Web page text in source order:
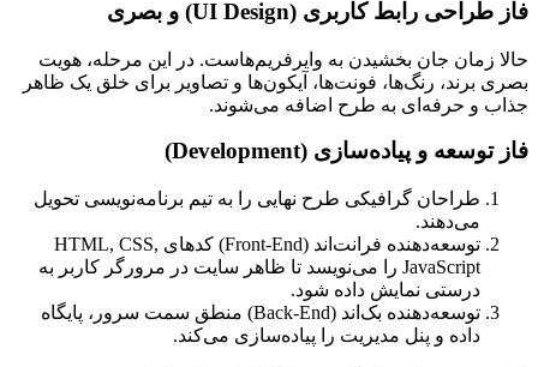
فاز طراحی رابط کاربری (UI Design) و بصری
حالا زمان جان بخشیدن به وایرفریم‌هاست. در این مرحله، هویت
بصری برند، رنگ‌ها، فونت‌ها، آیکون‌ها و تصاویر برای خلق یک ظاهر
جذاب و حرفه‌ای به طرح اضافه می‌شوند.
فاز توسعه و پیاده‌سازی (Development)
طراحان گرافیکی طرح نهایی را به تیم برنامه‌نویسی تحویل
می‌دهند.
توسعه‌دهنده فرانت‌اند (Front-End) کدهای HTML, CSS,
JavaScript را می‌نویسد تا ظاهر سایت در مرورگر کاربر به
درستی نمایش داده شود.
توسعه‌دهنده بک‌اند (Back-End) منطق سمت سرور، پایگاه
داده و پنل مدیریت را پیاده‌سازی می‌کند.